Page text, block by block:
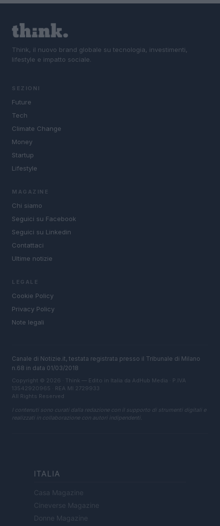
Think, il nuovo brand globale su tecnologia, investimenti,
lifestyle e impatto sociale.
SEZIONI
Future
Tech
Climate Change
Money
Startup
Lifestyle
MAGAZINE
Chi siamo
Seguici su Facebook
Seguici su Linkedin
Contattaci
Ultime notizie
LEGALE
Cookie Policy
Privacy Policy
Note legali
Canale di Notizie.it, testata registrata presso il Tribunale di Milano
n.68 in data 01/03/2018
Copyright © 2026 · Think — Edito in Italia da AdHub Media · P.IVA
13542920965 · REA MI 2729933
All Rights Reserved
I contenuti sono curati dalla redazione con il supporto di strumenti digitali e
realizzati in collaborazione con autori indipendenti.
ITALIA
Casa Magazine
Cineverse Magazine
Donne Magazine